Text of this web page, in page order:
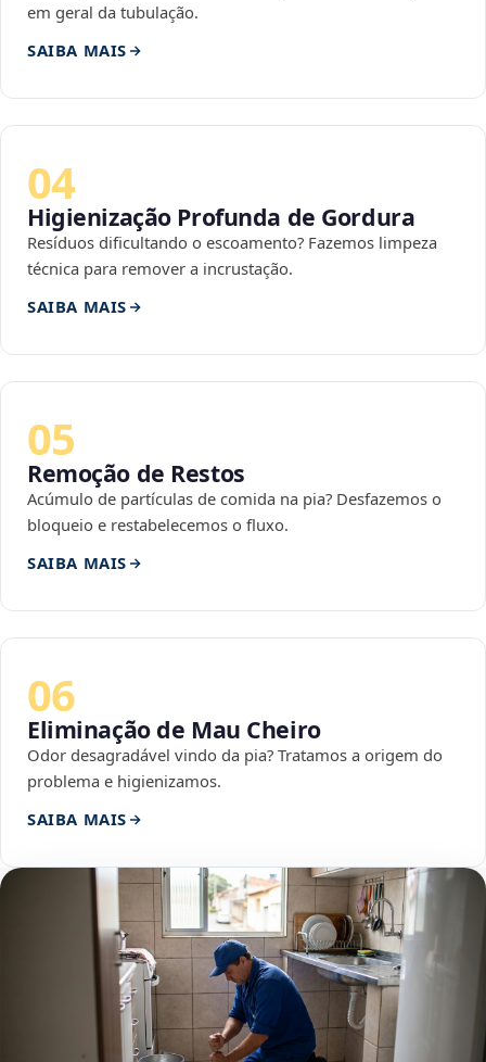
em geral da tubulação.
SAIBA MAIS
04
Higienização Profunda de Gordura
Resíduos dificultando o escoamento? Fazemos limpeza
técnica para remover a incrustação.
SAIBA MAIS
05
Remoção de Restos
Acúmulo de partículas de comida na pia? Desfazemos o
bloqueio e restabelecemos o fluxo.
SAIBA MAIS
06
Eliminação de Mau Cheiro
Odor desagradável vindo da pia? Tratamos a origem do
problema e higienizamos.
SAIBA MAIS